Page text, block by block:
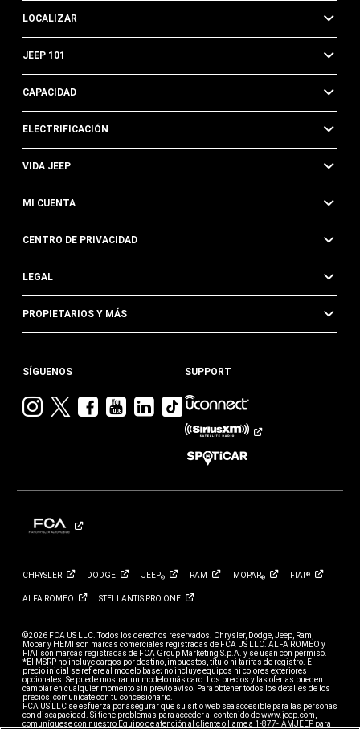
LOCALIZAR
JEEP 101
CAPACIDAD
ELECTRIFICACIÓN
VIDA JEEP
MI CUENTA
CENTRO DE PRIVACIDAD
LEGAL
PROPIETARIOS Y MÁS
SÍGUENOS
VisitaVisitaVisitaVisita
YouTube
Visita
Jeep
Linkedin
Visita
Jeep
en
TikTok
SUPPORT
CHRYSLER DODGE JEEP® RAM MOPAR® FIAT®
ALFA ROMEO STELLANTIS PRO ONE
©2026 FCA US LLC. Todos los derechos reservados. Chrysler, Dodge, Jeep, Ram,
Mopar y HEMI son marcas comerciales registradas de FCA US LLC. ALFA ROMEO y
FIAT son marcas registradas de FCA Group Marketing S.p.A. y se usan con permiso.
*El MSRP no incluye cargos por destino, impuestos, título ni tarifas de registro. El
precio inicial se refiere al modelo base; no incluye equipos ni colores exteriores
opcionales. Se puede mostrar un modelo más caro. Los precios y las ofertas pueden
cambiar en cualquier momento sin previo aviso. Para obtener todos los detalles de los
precios, comunícate con tu concesionario.
FCA US LLC se esfuerza por asegurar que su sitio web sea accesible para las personas
con discapacidad. Si tiene problemas para acceder al contenido de www.jeep.com,
comuníquese con nuestro Equipo de atención al cliente o llame a 1-877-IAMJEEP para